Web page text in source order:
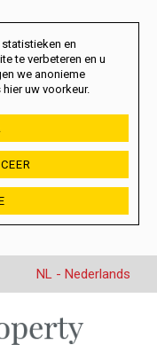
en
te verbeteren en u
we anonieme
uw voorkeur.
NL - Nederlands